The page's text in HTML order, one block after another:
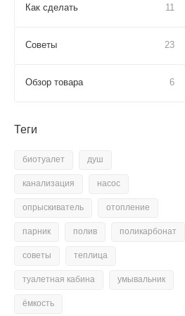
Как сделать 11
Советы 23
Обзор товара 6
Теги
биотуалет душ
канализация насос
опрыскиватель отопление
парник полив поликарбонат
советы теплица
туалетная кабина умывальник
ёмкость